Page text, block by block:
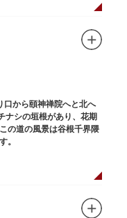
口から頤神禅院へと北へ
ナシの垣根があり、花期
の道の風景は谷根千界隈
。